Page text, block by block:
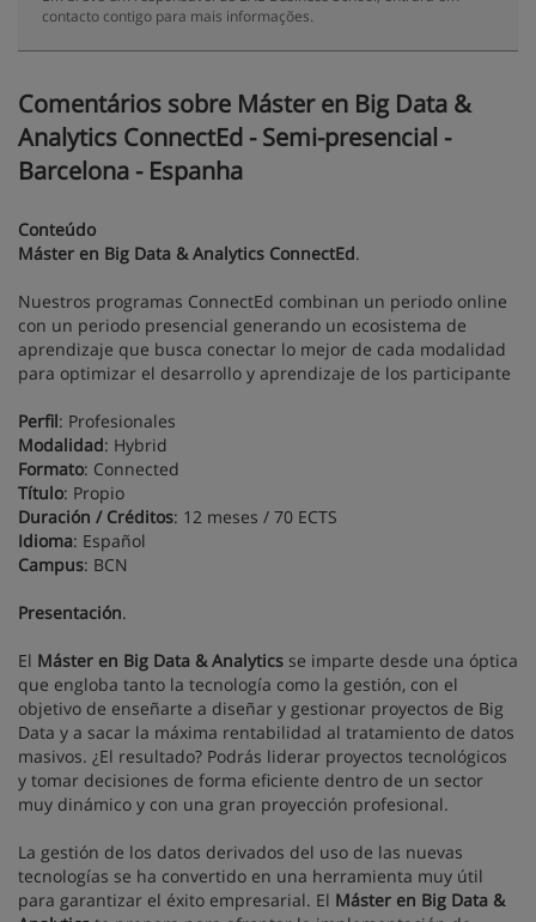
contacto contigo para mais informações.
Comentários sobre Máster en Big Data &
Analytics ConnectEd - Semi-presencial -
Barcelona - Espanha
Conteúdo
Máster en Big Data & Analytics ConnectEd.
Nuestros programas ConnectEd combinan un periodo online
con un periodo presencial generando un ecosistema de
aprendizaje que busca conectar lo mejor de cada modalidad
para optimizar el desarrollo y aprendizaje de los participante
Perfil: Profesionales
Modalidad: Hybrid
Formato: Connected
Título: Propio
Duración / Créditos: 12 meses / 70 ECTS
Idioma: Español
Campus: BCN
Presentación.
El Máster en Big Data & Analytics se imparte desde una óptica
que engloba tanto la tecnología como la gestión, con el
objetivo de enseñarte a diseñar y gestionar proyectos de Big
Data y a sacar la máxima rentabilidad al tratamiento de datos
masivos. ¿El resultado? Podrás liderar proyectos tecnológicos
y tomar decisiones de forma eficiente dentro de un sector
muy dinámico y con una gran proyección profesional.
La gestión de los datos derivados del uso de las nuevas
tecnologías se ha convertido en una herramienta muy útil
para garantizar el éxito empresarial. El Máster en Big Data &